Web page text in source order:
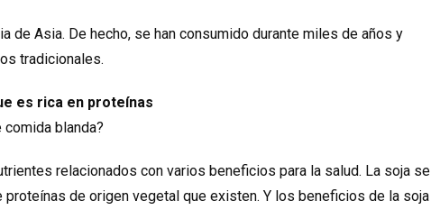
de Asia. De hecho, se han consumido durante miles de años y
tradicionales.
es rica en proteínas
blanda?
relacionados con varios beneficios para la salud. La soja se
de origen vegetal que existen. Y los beneficios de la soja